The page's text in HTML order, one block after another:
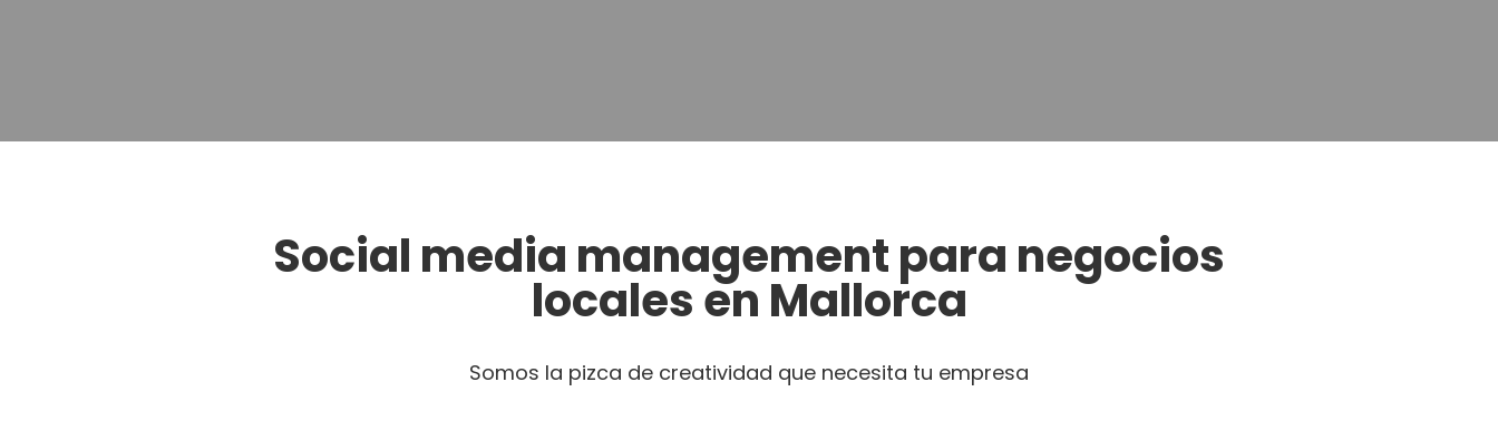
Social media management para negocios
locales en Mallorca
Somos la pizca de creatividad que necesita tu empresa